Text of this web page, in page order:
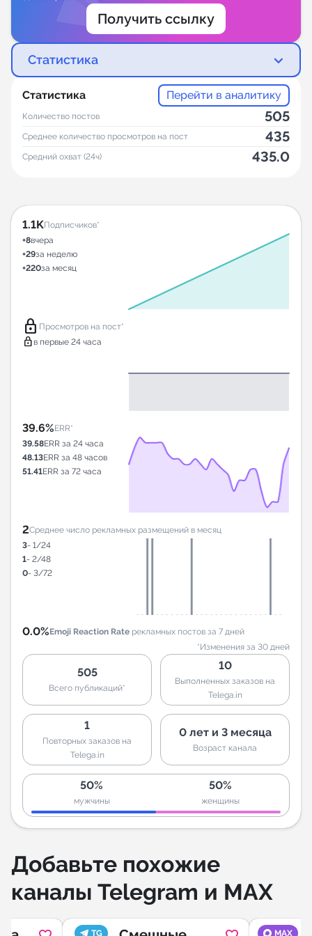
Получить ссылку
Статистика
Статистика Перейти в аналитику
Количество постов 505
Среднее количество просмотров на пост 435
Средний охват (24ч) 435.0
1.1KПодписчиков*
+8вчера
+29за неделю
+220за месяц
lock Просмотров на пост*
lock в первые 24 часа
39.6%ERR*
39.58ERR за 24 часа
48.13ERR за 48 часов
51.41ERR за 72 часа
2Среднее число рекламных размещений в месяц
3- 1/24
1- 2/48
0- 3/72
0.0%Emoji Reaction Rate рекламных постов за 7 дней
*Изменения за 30 дней
505
Всего публикаций*
10
Выполненных заказов на
Telega.in
1
Повторных заказов на
Telega.in
0 лет и 3 месяца
Возраст канала
50%
мужчины
50%
женщины
Добавьте похожие
каналы Telegram и MAX
TG MAX